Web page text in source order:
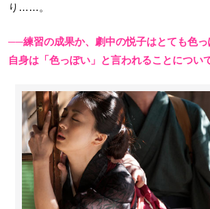
り……。
──練習の成果か、劇中の悦子はとても色
自身は「色っぽい」と言われることについ